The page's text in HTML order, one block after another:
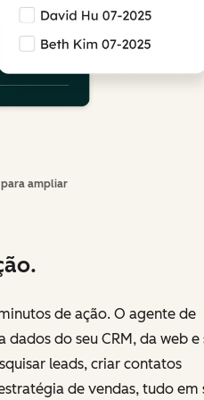
ampliar
de ação. O agente de
do seu CRM, da web e
leads, criar contatos
de vendas, tudo em